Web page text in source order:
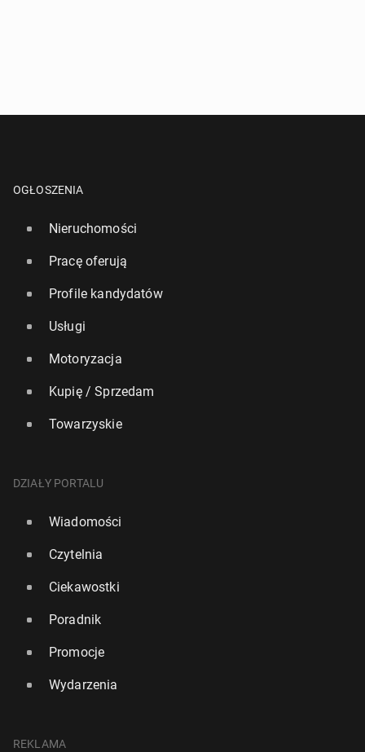
OGŁOSZENIA
Nieruchomości
Pracę oferują
Profile kandydatów
Usługi
Motoryzacja
Kupię / Sprzedam
Towarzyskie
DZIAŁY PORTALU
Wiadomości
Czytelnia
Ciekawostki
Poradnik
Promocje
Wydarzenia
REKLAMA